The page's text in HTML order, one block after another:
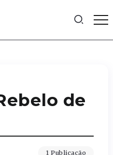
de
1 Publicação